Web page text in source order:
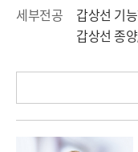
세부전공
갑상선 기
갑상선 종